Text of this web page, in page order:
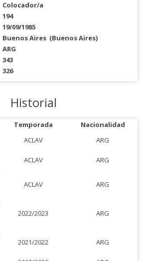
Colocador/a
194
19/09/1985
Buenos Aires (Buenos Aires)
ARG
343
326
Historial
Temporada
Nacionalidad
ACLAV
ARG
ACLAV
ARG
ACLAV ARG
2022/2023 ARG
2021/2022 ARG